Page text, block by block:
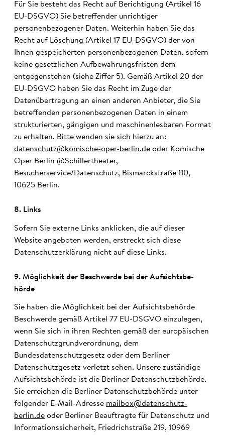
Für Sie besteht das Recht auf Berichtigung (Artikel 16
EU-DSGVO) Sie betreffender unrichtiger
personenbezogener Daten. Weiterhin haben Sie das
Recht auf Löschung (Artikel 17 EU-DSGVO) der von
Ihnen gespeicherten personenbezogenen Daten, sofern
keine gesetzlichen Aufbewahrungsfristen dem
entgegenstehen (siehe Ziffer 5). Gemäß Artikel 20 der
EU-DSGVO haben Sie das Recht im Zuge der
Datenübertragung an einen anderen Anbieter, die Sie
betreffenden personenbezogenen Daten in einem
strukturierten, gängigen und maschinenlesbaren Format
zu erhalten. Bitte wenden sie sich hierzu an:
datenschutz@komische-oper-berlin.de oder Komische
Oper Berlin @Schillertheater,
Besucherservice/Datenschutz, Bismarckstraße 110,
10625 Berlin.
8. Links
Sofern Sie externe Links anklicken, die auf dieser
Website angeboten werden, erstreckt sich diese
Datenschutzerklärung nicht auf diese Links.
9. Möglich­keit der Be­schwerde bei der Auf­sichts­be­
hörde
Sie haben die Möglichkeit bei der Aufsichtsbehörde
Beschwerde gemäß Artikel 77 EU-DSGVO einzulegen,
wenn Sie sich in ihren Rechten gemäß der europäischen
Datenschutzgrundverordnung, dem
Bundesdatenschutzgesetz oder dem Berliner
Datenschutzgesetz verletzt sehen. Unsere zuständige
Aufsichtsbehörde ist die Berliner Datenschutzbehörde.
Sie erreichen die Berliner Datenschutzbehörde unter
folgender E-Mail-Adresse mailbox@datenschutz-
berlin.de oder Berliner Beauftragte für Datenschutz und
Informationssicherheit, Friedrichstraße 219, 10969